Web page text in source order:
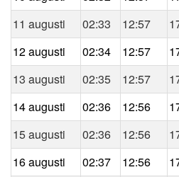
11 augusti
02:33 12:57
12 augusti
02:34 12:57
13 augusti
02:35 12:57
14 augusti
02:36 12:56
15 augusti
02:36 12:56
16 augusti
02:37 12:56